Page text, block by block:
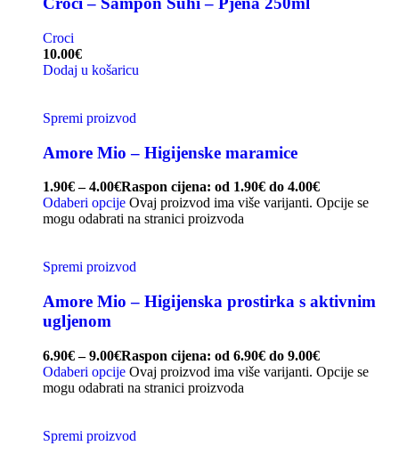
Croci
10.00€
Dodaj u košaricu
Spremi proizvod
Amore Mio – Higijenske maramice
1.90€ – 4.00€Raspon cijena: od 1.90€ do 4.00€
Odaberi opcije Ovaj proizvod ima više varijanti. Opcije se
mogu odabrati na stranici proizvoda
Spremi proizvod
Amore Mio – Higijenska prostirka s aktivnim
ugljenom
6.90€ – 9.00€Raspon cijena: od 6.90€ do 9.00€
Odaberi opcije Ovaj proizvod ima više varijanti. Opcije se
mogu odabrati na stranici proizvoda
Spremi proizvod